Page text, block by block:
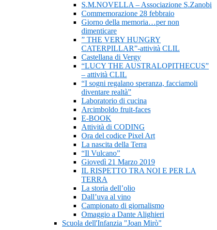
S.M.NOVELLA – Associazione S.Zanobi
Commemorazione 28 febbraio
Giorno della memoria…per non
dimenticare
” THE VERY HUNGRY
CATERPILLAR”-attività CLIL
Castellana di Vergy
“LUCY THE AUSTRALOPITHECUS”
– attività CLIL
“I sogni regalano speranza, facciamoli
diventare realtà”
Laboratorio di cucina
Arcimboldo fruit-faces
E-BOOK
Attività di CODING
Ora del codice Pixel Art
La nascita della Terra
“Il Vulcano”
Giovedì 21 Marzo 2019
IL RISPETTO TRA NOI E PER LA
TERRA
La storia dell’olio
Dall’uva al vino
Campionato di giornalismo
Omaggio a Dante Alighieri
Scuola dell'Infanzia "Joan Mirò"